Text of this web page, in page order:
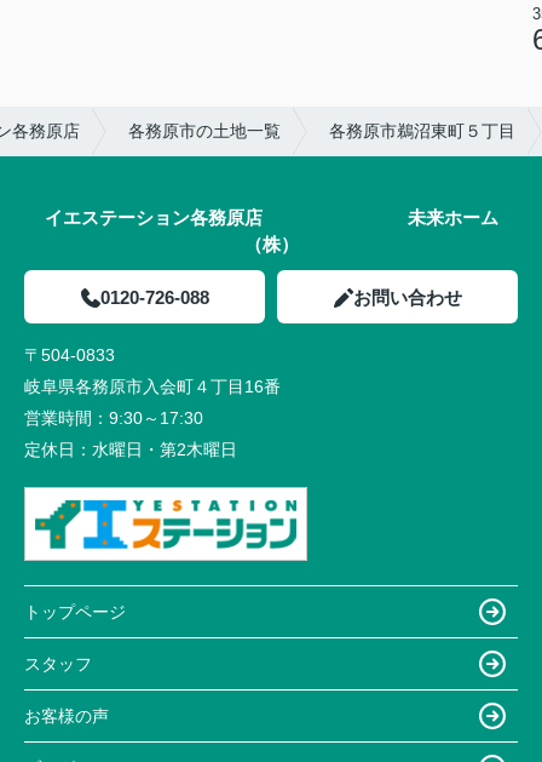
各務原店 各務原市の土地一覧 各務原市鵜沼東町５丁目
イエステーション各務原店 未来ホーム
（株）
0120-726-088 お問い合わせ
〒504-0833
岐阜県各務原市入会町４丁目16番
営業時間： 9:30～17:30
定休日： 水曜日・第2木曜日
トップページ
スタッフ
お客様の声